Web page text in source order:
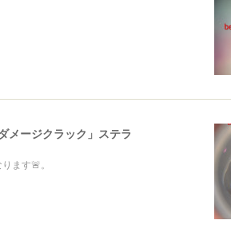
ージクラック」ステラ
ます🚨。